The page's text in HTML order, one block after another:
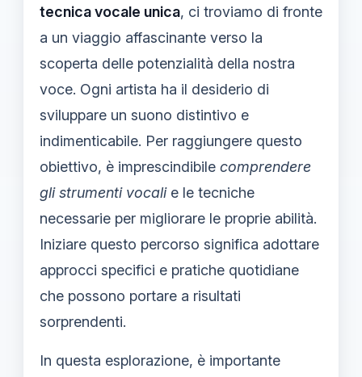
tecnica vocale unica, ci troviamo di fronte
a un viaggio affascinante verso la
scoperta delle potenzialità della nostra
voce. Ogni artista ha il desiderio di
sviluppare un suono distintivo e
indimenticabile. Per raggiungere questo
obiettivo, è imprescindibile comprendere
gli strumenti vocalie le tecniche
necessarie per migliorare le proprie abilità.
Iniziare questo percorso significa adottare
approcci specifici e pratiche quotidiane
che possono portare a risultati
sorprendenti.
In questa esplorazione, è importante